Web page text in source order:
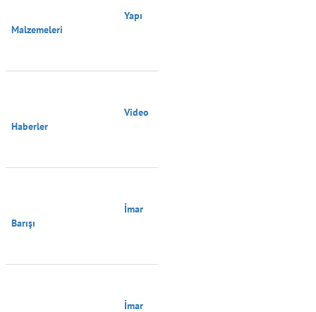
Malzemeleri
Haberler
Barışı